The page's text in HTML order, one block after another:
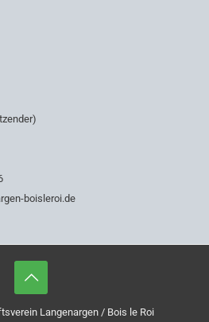
boisleroi.de
Langenargen / Bois le Roi